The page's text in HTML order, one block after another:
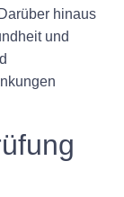
hinaus
und